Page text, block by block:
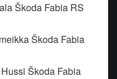
Škoda Fabia RS
Škoda Fabia
Škoda Fabia